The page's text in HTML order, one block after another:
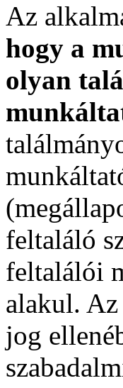
Az
hogy a
olyan
feltaláló
feltalálói
alakul.
jog